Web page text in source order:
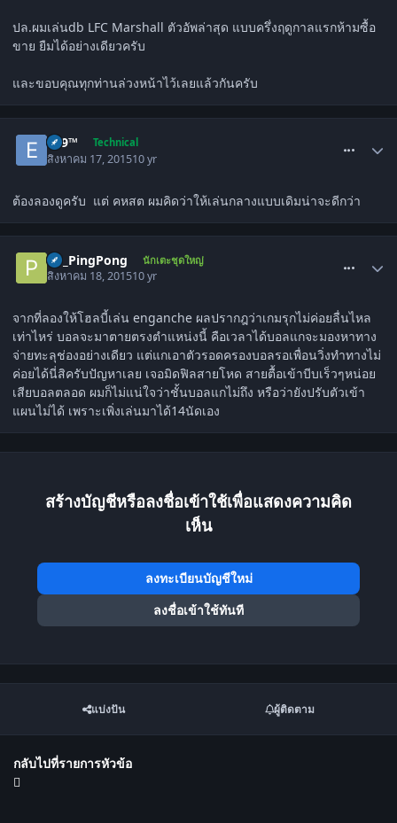
ปล.ผมเล่นdb LFC Marshall ตัวอัพล่าสุด แบบครึ่งฤดูกาลแรกห้ามซื้อ
ขาย ยืมได้อย่างเดียวครับ
และขอบคุณทุกท่านล่วงหน้าไว้เลยแล้วกันครับ
e69™ Technical
สิงหาคม 17, 201510 yr
ต้องลองดูครับ แต่ คหสต ผมคิดว่าให้เล่นกลางแบบเดิมน่าจะดีกว่า
PP_PingPong นักเตะชุดใหญ่
สิงหาคม 18, 201510 yr
จากที่ลองให้โฮลบี้เล่น enganche ผลปรากฎว่าเกมรุกไม่ค่อยลื่นไหล
เท่าไหร่ บอลจะมาตายตรงตำแหน่งนี้ คือเวลาได้บอลแกจะมองหาทาง
จ่ายทะลุช่องอย่างเดียว แต่แกเอาตัวรอดครองบอลรอเพื่อนวิ่งทำทางไม่
ค่อยได้นี่สิครับปัญหาเลย เจอมิดฟิลสายโหด สายตื้อเข้าบีบเร็วๆหน่อย
เสียบอลตลอด ผมก็ไม่แน่ใจว่าชั้นบอลแกไม่ถึง หรือว่ายังปรับตัวเข้า
แผนไม่ได้ เพราะเพิ่งเล่นมาได้14นัดเอง
สร้างบัญชีหรือลงชื่อเข้าใช้เพื่อแสดงความคิด
เห็น
ลงทะเบียนบัญชีใหม่
ลงชื่อเข้าใช้ทันที
แบ่งปัน ผู้ติดตาม
กลับไปที่รายการหัวข้อ